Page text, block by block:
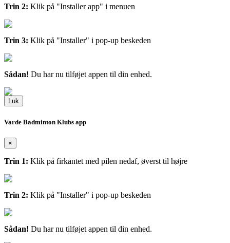
Trin 2: Klik på "Installer app" i menuen
Trin 3: Klik på "Installer" i pop-up beskeden
Sådan! Du har nu tilføjet appen til din enhed.
Luk
Varde Badminton Klubs app
×
Trin 1: Klik på firkantet med pilen nedaf, øverst til højre
Trin 2: Klik på "Installer" i pop-up beskeden
Sådan! Du har nu tilføjet appen til din enhed.